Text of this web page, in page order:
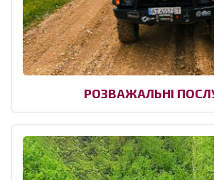
РОЗВАЖАЛЬНІ